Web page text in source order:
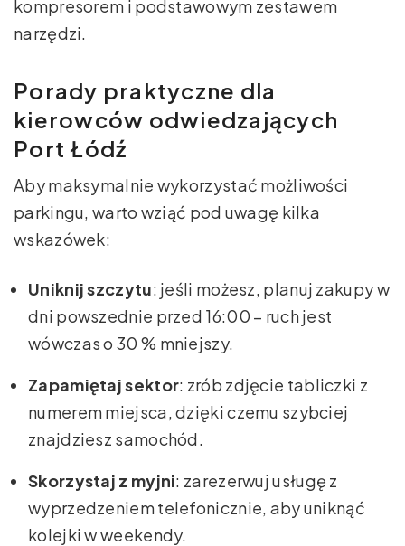
kompresorem i podstawowym zestawem
narzędzi.
Porady praktyczne dla
kierowców odwiedzających
Port Łódź
Aby maksymalnie wykorzystać możliwości
parkingu, warto wziąć pod uwagę kilka
wskazówek:
Uniknij szczytu: jeśli możesz, planuj zakupy w
dni powszednie przed 16:00 – ruch jest
wówczas o 30 % mniejszy.
Zapamiętaj sektor: zrób zdjęcie tabliczki z
numerem miejsca, dzięki czemu szybciej
znajdziesz samochód.
Skorzystaj z myjni: zarezerwuj usługę z
wyprzedzeniem telefonicznie, aby uniknąć
kolejki w weekendy.